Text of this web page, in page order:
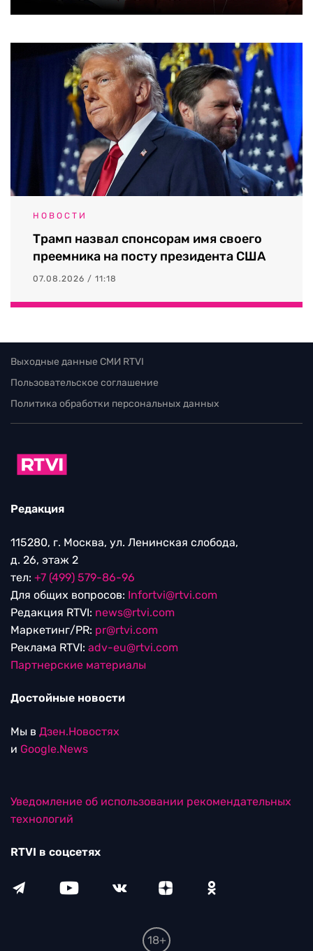
НОВОСТИ
Трамп назвал спонсорам имя своего
преемника на посту президента США
07.08.2026 / 11:18
Выходные данные СМИ RTVI
Пользовательское соглашение
Политика обработки персональных данных
Редакция
115280, г. Москва, ул. Ленинская слобода,
д. 26, этаж 2
тел: +7 (499) 579-86-96
Для общих вопросов: Infortvi@rtvi.com
Редакция RTVI: news@rtvi.com
Маркетинг/PR: pr@rtvi.com
Реклама RTVI: adv-eu@rtvi.com
Партнерские материалы
Достойные новости
Мы в Дзен.Новостях
и Google.News
Уведомление об использовании рекомендательных
технологий
RTVI в соцсетях
18+